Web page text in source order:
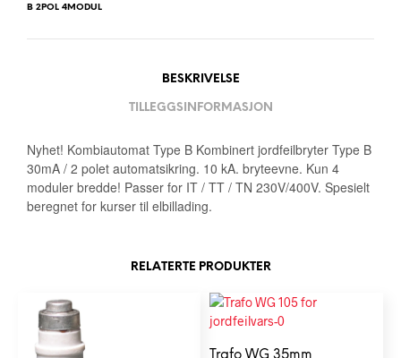
B 2POL 4MODUL
BESKRIVELSE
TILLEGGSINFORMASJON
Nyhet! Kombiautomat Type B Kombinert jordfeilbryter Type B
30mA / 2 polet automatsikring. 10 kA. bryteevne. Kun 4
moduler bredde! Passer for IT / TT / TN 230V/400V. Spesielt
beregnet for kurser til elbillading.
RELATERTE PRODUKTER